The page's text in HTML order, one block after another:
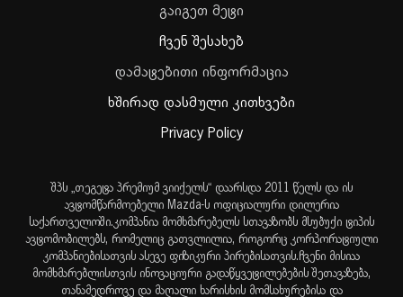
გაიგეთ მეტი
ჩვენ შესახებ
დამატებითი ინფორმაცია
ხშირად დასმული კითხვები
Privacy Policy
შპს „თეგეტა პრემიუმ ვიიქელს“ დაარსდა 2011 წელს და ის
ავტომწარმოებელი Mazda-ს ოფიციალური დილერია
საქართველოში.კომპანია მომხმარებელს სთავაზობს მსუბუქი ტიპის
ავტომობილებს, რომელიც გათვლილია, როგორც კორპორატიული
კომპანიებისათვის ასევე ფიზიკური პირებისათვის.ჩვენი მისიაა
მომხმარებლისთვის ინოვაციური გადაწყვეტილებების შეთავაზება,
თანამედროვე და მაღალი ხარისხის მომსახურებისა და